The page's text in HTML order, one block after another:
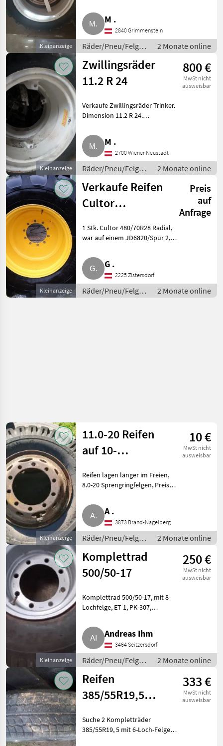
Kleinanzeige
Kompletträder
M .
2840 Grimmenstein
Räder/Pneu/Felgen
/ Kompletträder
2 Monate online
Kleinanzeige
Zwillingsräder
11.2 R 24
800 €
MwSt nicht
ausweisbar
Verkaufe Zwillingsräder Trinker.
Dimension 11.2 R 24.
Kompletträder
M .
2700 Wiener Neustadt
Räder/Pneu/Felgen
/ Kompletträder
2 Monate online
Kleinanzeige
Verkaufe Reifen
Cultor
Preis
auf
Anfrage
1 Stk. Cultor 480/70R28 Radial,
war auf einem JD6820/Spur 2, 2.
Räder/Pneu/Felgen
Kompletträder
G .
2225 Zistersdorf
Räder/Pneu/Felgen
/ Kompletträder
2 Monate online
Kleinanzeige
11.0-20 Reifen
auf 10-
10 €
MwSt nicht
ausweisbar
Reifen lagen länger im Freien,
8.0-20 Sprengringfelgen, Preis
Zustand Reifen und Felgen laut
Fotos. Räder/Pneu/Felgen
Kompletträder
A .
3873 Brand-Nagelberg
Räder/Pneu/Felgen
/ Kompletträder
2 Monate online
Kleinanzeige
Komplettrad
500/50-17
250 €
MwSt nicht
ausweisbar
Komplettrad 500/50-17, mit 8-
Lochfelge, ET 1, PK-307,
Kompletträder
Andreas Ihm
3464 Seitzersdorf
Räder/Pneu/Felgen
/ Kompletträder
2 Monate online
Reifen
385/55R19,5
355/50R22,5
333 €
MwSt nicht
ausweisbar
Suche 2 Kompletträder
385/55R19, 5 mit 6-Loch-Felgen